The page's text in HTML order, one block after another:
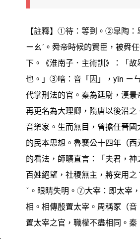
【註釋】①待：等到。②皐陶：
ㄧㄠˊ。舜帝時候的賢臣，被舜
下。《淮南子．主術訓》：「
也。」③喑：音「因」，yīn ㄧ
代掌刑法的官。秦為廷尉，漢
再更名為大理卿，隋唐以後沿
音樂家。生而無目，曾擔任晉
的民本思想。魯襄公十四年（
的看法，師曠直言：「夫君，
百姓絕望，社稷無主，將安用
ˇ。眼睛失明。⑦大宰：即太宰
相。相傳殷置太宰。周稱冢（
置太宰之官，職權不盡相同。